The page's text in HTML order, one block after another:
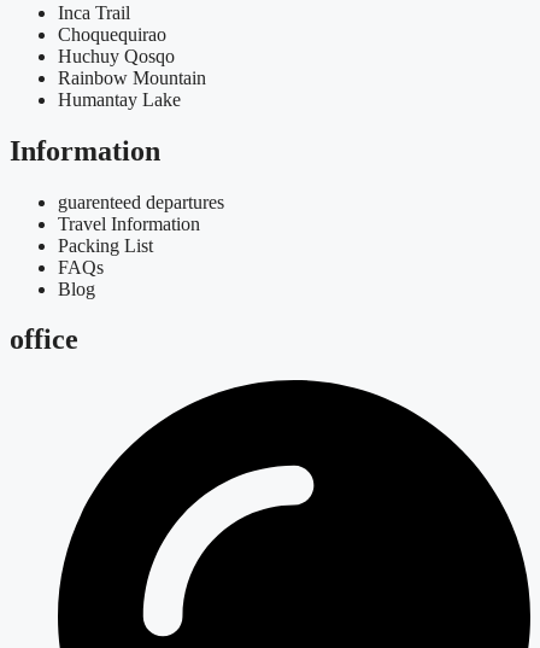
Inca Trail
Choquequirao
Huchuy Qosqo
Rainbow Mountain
Humantay Lake
Information
guarenteed departures
Travel Information
Packing List
FAQs
Blog
office